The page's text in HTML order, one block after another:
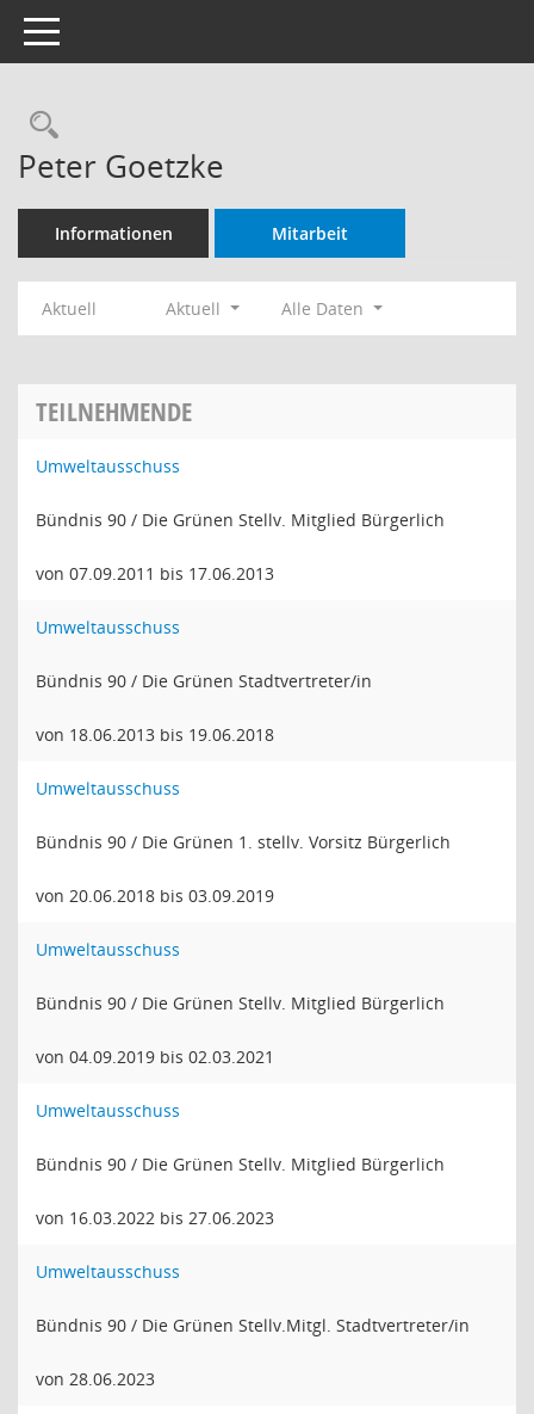
Toggle navigation
Rechercheauswahl
Peter Goetzke
Informationen Mitarbeit
Aktuell Aktuell Alle Daten
TEILNEHMENDE
Umweltausschuss
Bündnis 90 / Die Grünen Stellv. Mitglied Bürgerlich
von 07.09.2011 bis 17.06.2013
Umweltausschuss
Bündnis 90 / Die Grünen Stadtvertreter/in
von 18.06.2013 bis 19.06.2018
Umweltausschuss
Bündnis 90 / Die Grünen 1. stellv. Vorsitz Bürgerlich
von 20.06.2018 bis 03.09.2019
Umweltausschuss
Bündnis 90 / Die Grünen Stellv. Mitglied Bürgerlich
von 04.09.2019 bis 02.03.2021
Umweltausschuss
Bündnis 90 / Die Grünen Stellv. Mitglied Bürgerlich
von 16.03.2022 bis 27.06.2023
Umweltausschuss
Bündnis 90 / Die Grünen Stellv.Mitgl. Stadtvertreter/in
von 28.06.2023